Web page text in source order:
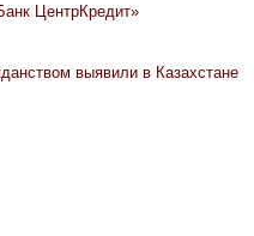
ЦентрКредит»
выявили в Казахстане